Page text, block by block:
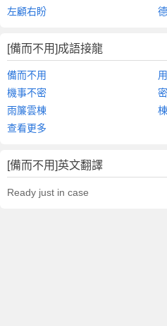
左顧右盼
[備而不用]成語接龍
備而不用
機事不密
雨簾雲棟
查看更多
[備而不用]英文翻譯
Ready just in case